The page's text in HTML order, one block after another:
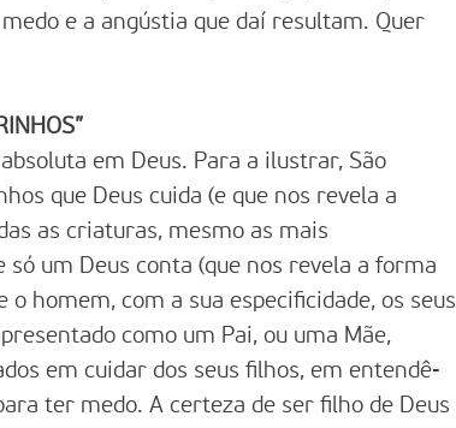
e a angústia que daí resultam. Quer
em Deus. Para a ilustrar, São
que Deus cuida (e que nos revela a
as criaturas, mesmo as mais
um Deus conta (que nos revela a forma
homem, com a sua especificidade, os seus
como um Pai, ou uma Mãe,
em cuidar dos seus filhos, em entendê-
ter medo. A certeza de ser filho de Deus